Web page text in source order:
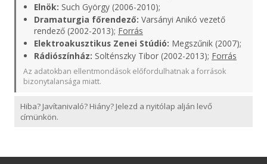
Elnök: Such György (2006-2010);
Dramaturgia főrendező: Varsányi Anikó vezető
rendező (2002-2013); Forrás
Elektroakusztikus Zenei Stúdió: Megszűnik (2007);
Rádiószínház: Solténszky Tibor (2002-2013); Forrás
Az adatokban ellentmondások előfordulhatnak a források
bizonytalansága miatt.
Hiba? Javítanivaló? Hiány? Jelezd a nyitólap alján levő
címünkön.